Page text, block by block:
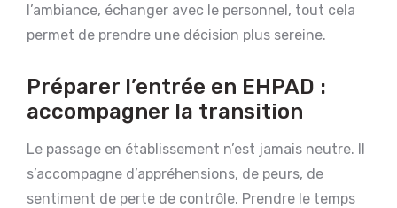
l’ambiance, échanger avec le personnel, tout cela
permet de prendre une décision plus sereine.
Préparer l’entrée en EHPAD :
accompagner la transition
Le passage en établissement n’est jamais neutre. Il
s’accompagne d’appréhensions, de peurs, de
sentiment de perte de contrôle. Prendre le temps